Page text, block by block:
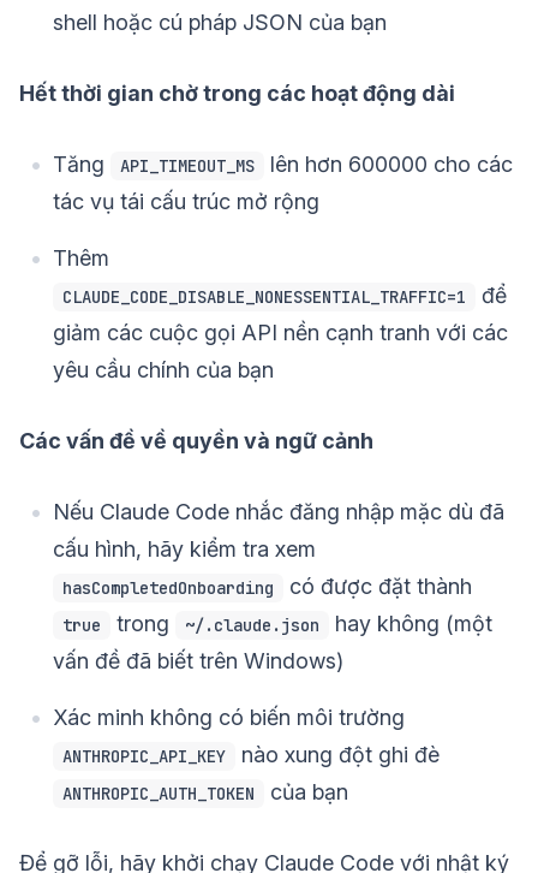
shell hoặc cú pháp JSON của bạn
Hết thời gian chờ trong các hoạt động dài
Tăng API_TIMEOUT_MS
lên hơn 600000 cho các
tác vụ tái cấu trúc mở rộng
Thêm
CLAUDE_CODE_DISABLE_NONESSENTIAL_TRAFFIC=1
để
giảm các cuộc gọi API nền cạnh tranh với các
yêu cầu chính của bạn
Các vấn đề về quyền và ngữ cảnh
Nếu Claude Code nhắc đăng nhập mặc dù đã
cấu hình, hãy kiểm tra xem
hasCompletedOnboarding có được đặt thành
true trong ~/.claude.json
hay không (một
vấn đề đã biết trên Windows)
Xác minh không có biến môi trường
ANTHROPIC_API_KEY nào xung đột ghi đè
ANTHROPIC_AUTH_TOKEN của bạn
Để gỡ lỗi, hãy khởi chạy Claude Code với nhật ký